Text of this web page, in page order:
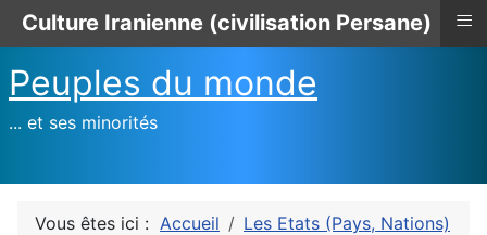
Peuples du monde
... et ses minorités
Vous êtes ici : Accueil
Les Etats (Pays, Nations)
Culture Iranienne (civilisation Persane) ≡